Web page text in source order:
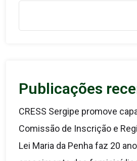
Publicações
CRESS Sergipe promove
Comissão de Inscrição e
Lei Maria da Penha faz 20